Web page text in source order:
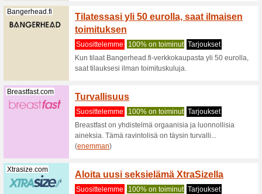
Autodoc.fi
Suuri